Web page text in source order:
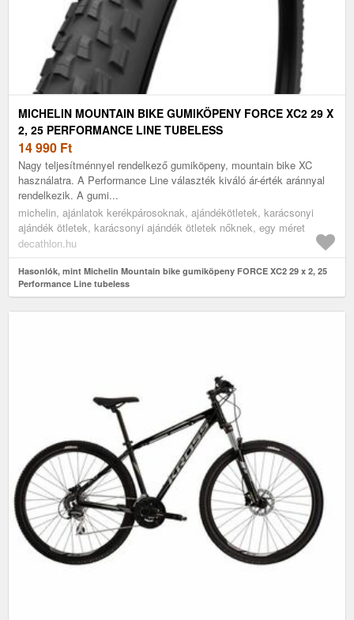
MICHELIN MOUNTAIN BIKE GUMIKÖPENY FORCE XC2 29 X
2, 25 PERFORMANCE LINE TUBELESS
14 990 Ft
Nagy teljesítménnyel rendelkező gumiköpeny, mountain bike XC
használatra. A Performance Line választék kiváló ár-érték aránnyal
rendelkezik. A gumi...
michelin, ajánlatok kerékpárosoknak, ajándékötletek, karácsonyi
ajándék ötletek, karácsonyi ajándék ötletek nőknek, egy méret
decathlon.hu
Hasonlók, mint Michelin Mountain bike gumiköpeny FORCE XC2 29 x 2, 25
Performance Line tubeless